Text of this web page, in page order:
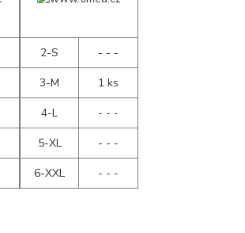
2-S
- - -
3-M
1 ks
4-L
- - -
5-XL
- - -
6-XXL
- - -